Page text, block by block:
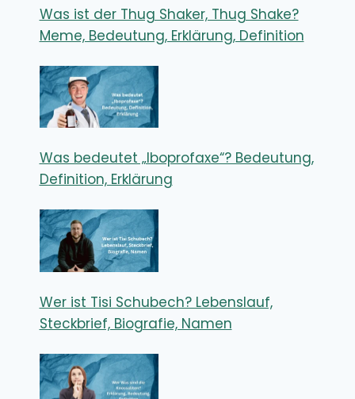
Was ist der Thug Shaker, Thug Shake?
Meme, Bedeutung, Erklärung, Definition
Was bedeutet „Iboprofaxe“? Bedeutung,
Definition, Erklärung
Wer ist Tisi Schubech? Lebenslauf,
Steckbrief, Biografie, Namen